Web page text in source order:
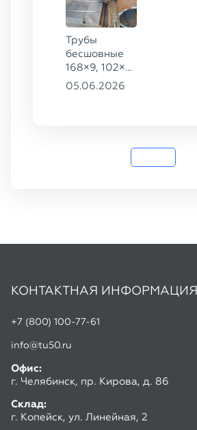
Трубы
бесшовные
168×9, 102×4,
102×16,
05.06.2026
КОНТАКТНАЯ ИНФОРМАЦИЯ
+7 (800) 100-77-61
info@tu50.ru
Офис:
г. Челябинск, пр. Кирова, д. 86
Склад:
г. Копейск, ул. Линейная, 2